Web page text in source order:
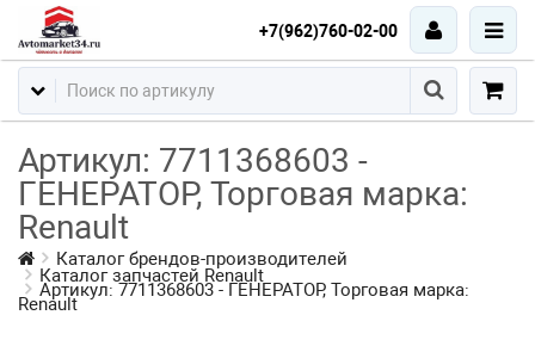
+7(962)760-02-00
Артикул: 7711368603 -
ГЕНЕРАТОР, Торговая марка:
Renault
Каталог брендов-производителей
Каталог запчастей Renault
Артикул: 7711368603 - ГЕНЕРАТОР, Торговая марка:
Renault